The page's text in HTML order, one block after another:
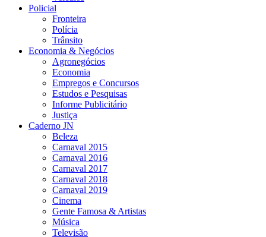
Policial
Fronteira
Polícia
Trânsito
Economia & Negócios
Agronegócios
Economia
Empregos e Concursos
Estudos e Pesquisas
Informe Publicitário
Justiça
Caderno JN
Beleza
Carnaval 2015
Carnaval 2016
Carnaval 2017
Carnaval 2018
Carnaval 2019
Cinema
Gente Famosa & Artistas
Música
Televisão